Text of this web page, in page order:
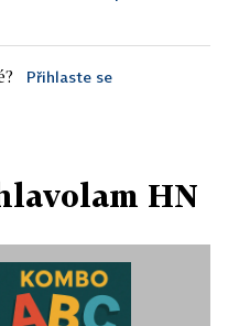
Přihlaste se
HN